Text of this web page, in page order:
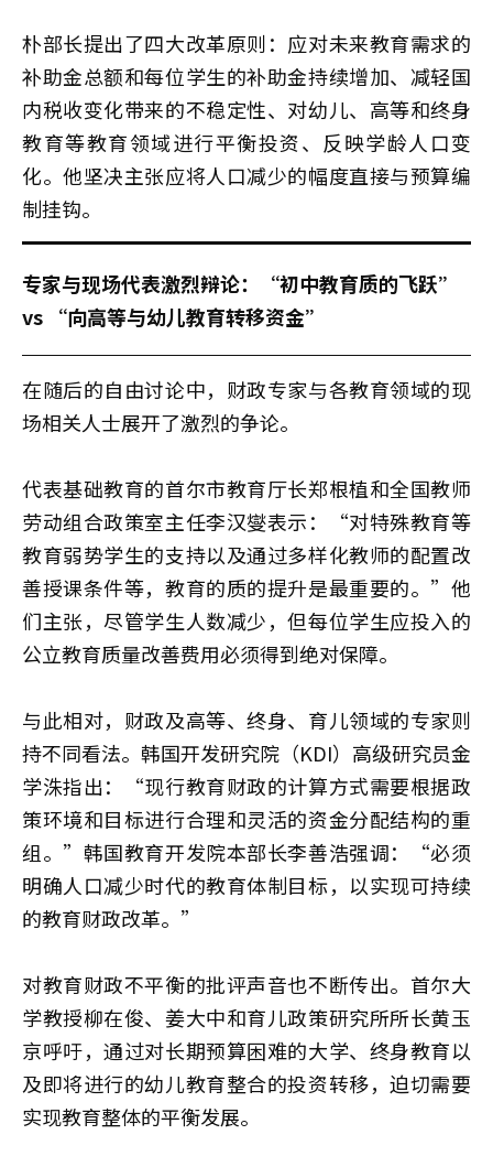
朴部长提出了四大改革原则：应对未来教育需求的
补助金总额和每位学生的补助金持续增加、减轻国
内税收变化带来的不稳定性、对幼儿、高等和终身
教育等教育领域进行平衡投资、反映学龄人口变
化。他坚决主张应将人口减少的幅度直接与预算编
制挂钩。
专家与现场代表激烈辩论：“初中教育质的飞跃”
vs “向高等与幼儿教育转移资金”
在随后的自由讨论中，财政专家与各教育领域的现
场相关人士展开了激烈的争论。
代表基础教育的首尔市教育厅长郑根植和全国教师
劳动组合政策室主任李汉燮表示：“对特殊教育等
教育弱势学生的支持以及通过多样化教师的配置改
善授课条件等，教育的质的提升是最重要的。”他
们主张，尽管学生人数减少，但每位学生应投入的
公立教育质量改善费用必须得到绝对保障。
与此相对，财政及高等、终身、育儿领域的专家则
持不同看法。韩国开发研究院（KDI）高级研究员金
学洙指出：“现行教育财政的计算方式需要根据政
策环境和目标进行合理和灵活的资金分配结构的重
组。”韩国教育开发院本部长李善浩强调：“必须
明确人口减少时代的教育体制目标，以实现可持续
的教育财政改革。”
对教育财政不平衡的批评声音也不断传出。首尔大
学教授柳在俊、姜大中和育儿政策研究所所长黄玉
京呼吁，通过对长期预算困难的大学、终身教育以
及即将进行的幼儿教育整合的投资转移，迫切需要
实现教育整体的平衡发展。